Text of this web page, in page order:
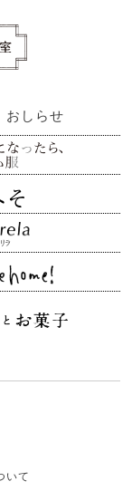
おしらせ
いて